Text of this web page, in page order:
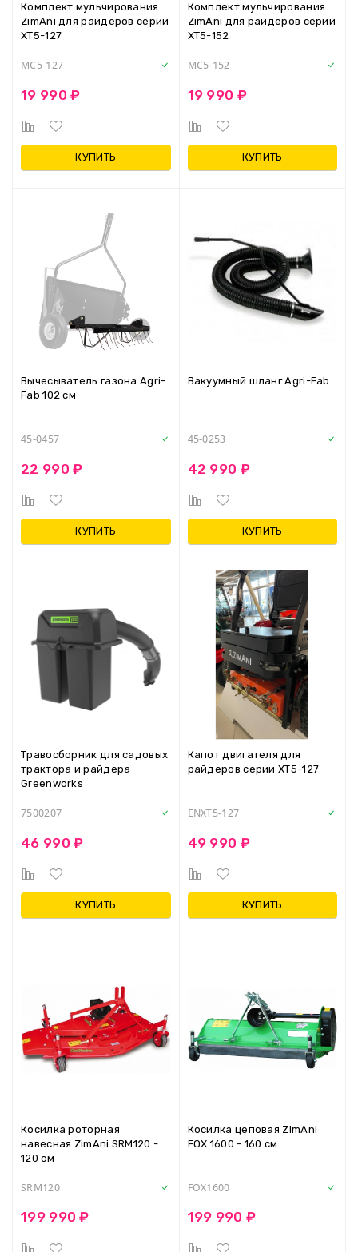
Комплект мульчирования
ZimAni для райдеров серии
XT5-127
MC5-127
19 990 ₽
КУПИТЬ
Комплект мульчирования
ZimAni для райдеров серии
XT5-152
MC5-152
19 990 ₽
КУПИТЬ
Вычесыватель газона Agri-
Fab 102 см
45-0457
22 990 ₽
КУПИТЬ
Вакуумный шланг Agri-Fab
45-0253
42 990 ₽
КУПИТЬ
Травосборник для садовых
трактора и райдера
Greenworks
7500207
46 990 ₽
КУПИТЬ
Капот двигателя для
райдеров серии XT5-127
ENXT5-127
49 990 ₽
КУПИТЬ
Косилка роторная
навесная ZimAni SRM120 -
120 см
SRM120
199 990 ₽
Косилка цеповая ZimAni
FOX 1600 - 160 см.
FOX1600
199 990 ₽